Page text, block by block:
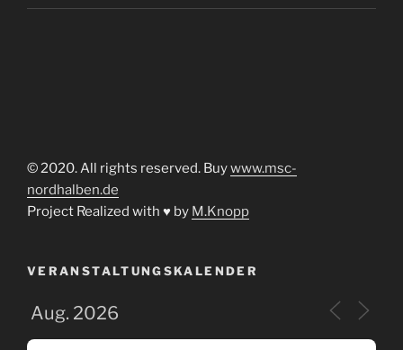
© 2020. All rights reserved. Buywww.msc-
nordhalben.de
Project Realized with ♥ by M.Knopp
VERANSTALTUNGSKALENDER